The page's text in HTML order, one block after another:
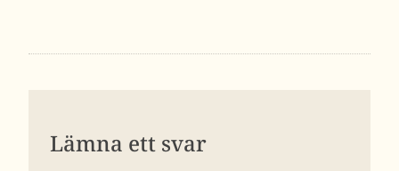
Lämna ett svar